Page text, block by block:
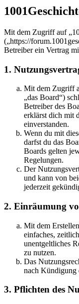
Mit dem Zugriff auf
(„https://
Betreiber ein Vertrag
1.
Mit dem Zugriff
„das Board“)
Betreiber des
erklärst dich mit
einverstanden.
Wenn du mit
darfst du das
Boards gelten
Regelungen.
Der
und kann von
jederzeit
2. Einräumung
Mit dem
einfaches,
unentgeltliches
zu nutzen.
Das
nach Kündigung
3. Pflichten des